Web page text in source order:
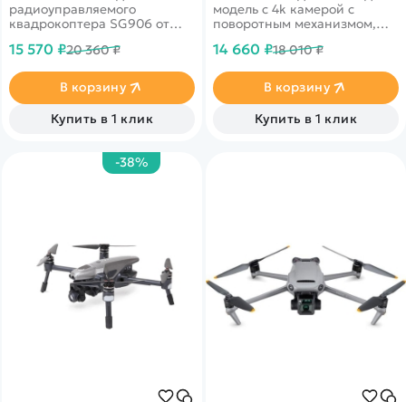
радиоуправляемого
квадрокоптера SG906 от
качеством 4К установленная
Дальность полёта - 1,2 км, а
расстояние трансляции -
650 метров. Время полёта
достигает 26 минут.
датчика облёта препятствий
(приобретается отдельно).
15 570 ₽20 360 ₽
В корзину
Купить в 1 клик
модель с 4k камерой с
поворотным механизмом,
орбитальный полет.
полете 26 минут.
14 660 ₽18 010 ₽
В корзину
Купить в 1 клик
-38%